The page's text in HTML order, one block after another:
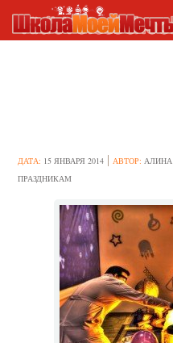
ДАТА: 15 ЯНВАРЯ 2014 АВТОР:АЛИНА
ПРАЗДНИКАМ